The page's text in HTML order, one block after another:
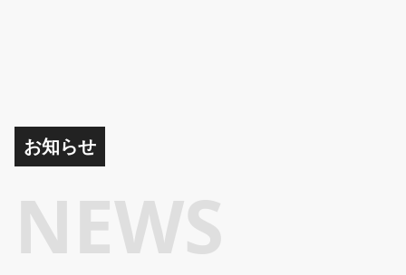
お知らせ
NEWS